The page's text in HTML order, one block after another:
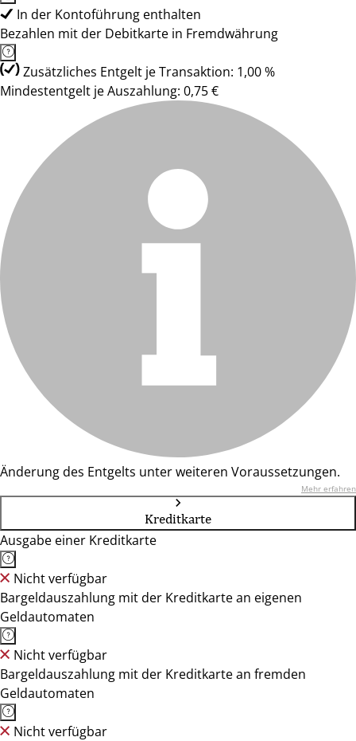
In der Kontoführung enthalten
Bezahlen mit der Debitkarte in Fremdwährung
Zusätzliches Entgelt je Transaktion: 1,00 %
Mindestentgelt je Auszahlung: 0,75 €
Änderung des Entgelts unter weiteren Voraussetzungen.
Mehr erfahren
Kreditkarte
Ausgabe einer Kreditkarte
Nicht verfügbar
Bargeldauszahlung mit der Kreditkarte an eigenen
Geldautomaten
Nicht verfügbar
Bargeldauszahlung mit der Kreditkarte an fremden
Geldautomaten
Nicht verfügbar